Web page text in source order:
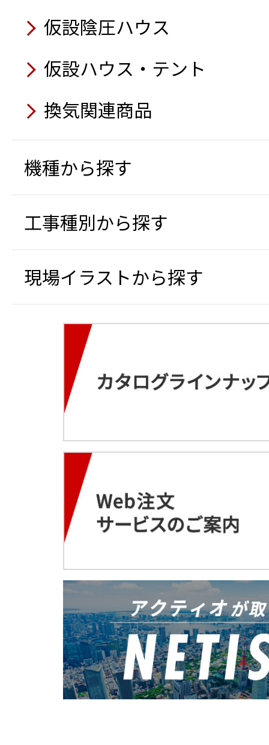
6月
電線・架線 超音波検知セ
穴あきコーン
充電式ポータブルスポッ
移動式エアコン スーパー
4月
FRP製トラック昇降タラ
軌陸両用運搬車 デュアル
B4（バケット＆4頭タイ
軌陸バックホー
3月
上腕アシストスーツ
ALCパネル施工機 タテー
キャリアダンプ（解体用
2月
LED投光機6灯式
電光表示機LED（5文字3
パイプクローラー A-150S
パイプカメラ HS3040
5月
遠隔計測監視システム み
エアーテント（エアーQ）
4月
送電線鉄塔建設用クライ
JCT036
送電線鉄塔建設用ジブク
3月
高圧電源車
バッテリー・ユニット
2月
屋内自動飛行システム搭
BIM×Drone
GNSSマシンコントロー
カセットガス式インバー
6月
移動式エアコン（スーパ
充電式バッテリー工具 フ
クローラー台車（フット
重機取付型セーフティカ
コ®JK）
SGセトー（背面感知ガー
Safety Training System
ラメンテナンス作業点検
3月
充電式バッテリー工具
充電式バッテリーLEDラ
バッテリー・ユニット
2月
重量物吸着搬送機械 グラ
伸縮搬送設置リフター
高温仕様水中ポンプ
5月
ト）
クローラー台車
可搬式作業台
小型海水淡水化装置（可
循環式手洗い機
3月
工事看板 ブロー枠
2月
建機レンタル Web注文サ
超低騒音型ハンドガイド
吸遮音パネル
発電機自動運転盤
7月
上向き作業用腕部補助型
熱中症予防表示器
AI監視カメラ（
路安全教育編）
5月
オフグリッドハウス
空気清浄機 電気集塵タイ
秤 U字型
4月
衝突被害軽減ブレーキ機
ブーム旋回時走行警告シ
3月
鉄筋探査機
地中探査機
吊荷通過警報システム
USB充電アダプター
空気清浄機 フィルタータ
太陽光パネル搭載オフグ
SF free送風機
冷える～む2
エアーテント（エアーQ）
スポットエアコン
送風機
クールミスト
スタンドファン
5月
自走式屈伸型ホイール
アルミスロープ
アルミ製6輪台車
4月
ラジコン対応型バックホ
散水車 洗浄機搭載型
7月
コードレス式バイブレー
軽散水車
仮設陰圧ハウス
仮設ハウス・テント
換気関連商品
機種から探す
工事種別から探す
現場イラストから探す